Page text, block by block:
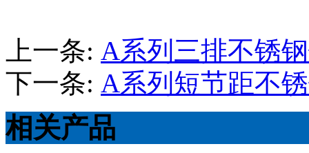
上一条: A系列三排不锈
下一条: A系列短节距不
相关产品